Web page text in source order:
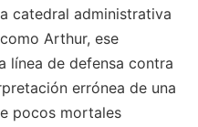
catedral administrativa
Arthur, ese
línea de defensa contra
errónea de una
pocos mortales